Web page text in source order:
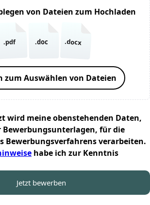
von Dateien zum Hochladen
.pdf .doc .docx
zum Auswählen von Dateien
wird meine obenstehenden Daten,
für die
Bewerbungsverfahrens verarbeiten.
habe ich zur Kenntnis
Jetzt bewerben